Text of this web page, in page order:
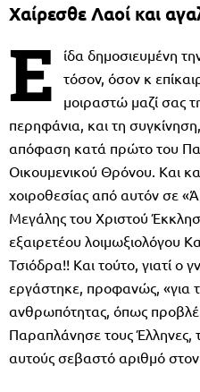
Χαίρεσθε Λαοί και
Ε
ίδα δημοσιευμένη
τόσον, όσον κ
μοιραστώ μαζί σας
περηφάνια, και τη
απόφαση κατά πρώτο του
Οικουμενικού Θρόνου. Και
χοιροθεσίας από αυτόν σε
Μεγάλης του Χριστού
εξαιρετέου λοιμωξιολόγου
Τσιόδρα!! Και τούτο, γιατί ο
εργάστηκε, προφανώς, «για
ανθρωπότητας, όπως
Παραπλάνησε τους Έλληνες,
αυτούς σεβαστό αριθμό